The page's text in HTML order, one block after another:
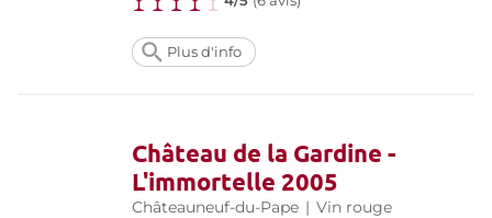
Plus d'info
Château de la Gardine -
L'immortelle 2005
Châteauneuf-du-Pape | Vin rouge